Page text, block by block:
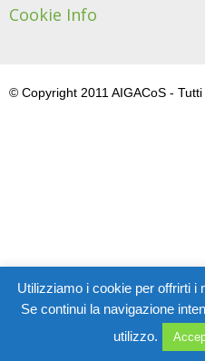
Cookie Info
Utilizziamo i cookie per offrirti i
Se continui la navigazione
utilizzo.
© Copyright 2011 AIGACoS -